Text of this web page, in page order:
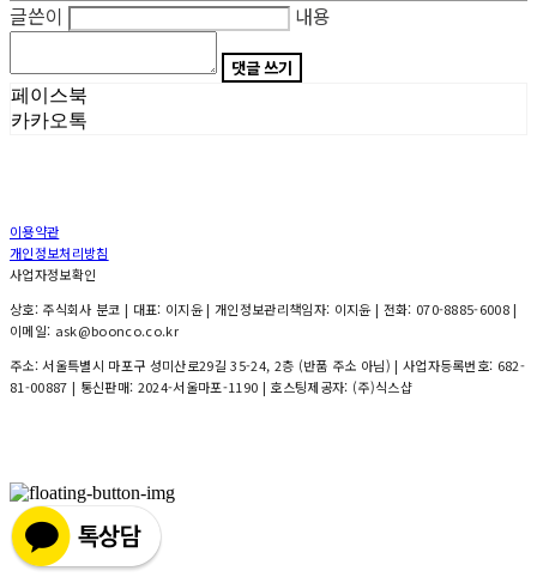
글쓴이 내용
댓글 쓰기
페이스북
카카오톡
이용약관
개인정보처리방침
사업자정보확인
상호: 주식회사 분코 | 대표: 이지윤 | 개인정보관리책임자: 이지윤 | 전화: 070-8885-6008 |
이메일: ask@boonco.co.kr
주소: 서울특별시 마포구 성미산로29길 35-24, 2층 (반품 주소 아님) | 사업자등록번호: 682-
81-00887 | 통신판매: 2024-서울마포-1190 | 호스팅제공자: (주)식스샵